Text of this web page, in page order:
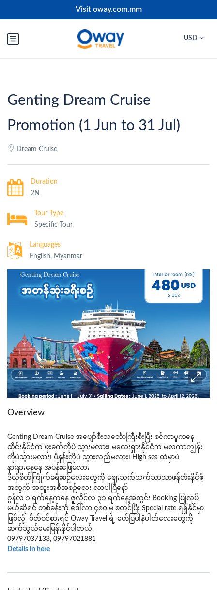
Visit oway.com.mm
USD
Genting Dream Cruise
Promotion (1 Jun to 31 Jul)
Dream Cruise
Duration
2N
Tour Type
Specific Tour
Languages
English, Myanmar
Overview
Genting Dream Cruise အပျော်စီးသင်္ဘောကြီးစီးပြီး စင်ကာပူကနေ
ထိုင်းနိုင်ငံက ဖူးခက်ကိုပဲ သွားမလား၊ မလေးရှားနိုင်ငံက မလကာကျွန်း
ကိုပဲသွားမလား၊ ပီနန်းကိုပဲ သွားလည်မလား၊ High sea ထဲမှာပဲ
နားနားနေနေ အပန်းဖြေမလား
ဒီလိုစိတ်ကြိုက်ခရီးစဉ်လေးတွေကို ဈေးသက်သက်သာသာဖန်တီးနိုင်ဖို့
အတွက် အထူးအစီအစဉ်လေး လာပါပြီနော်
ဇွန်လ ၁ ရက်နေ့ကနေ ဇူလိုင်လ ၃၁ ရက်နေ့အတွင်း Booking ပြုလုပ်
မယ်ဆိုရင် တစ်ခန်းကို ဒေါ်လာ ၄၈၀ မှ စတင်ပြီး Special rate ရရှိနိုင်မှာ
ဖြစ်လို့ စိတ်ဝင်စားရင် Oway Travel ရဲ့ ဖော်ပြပါနံပါတ်လေးတွေကို
ဆက်သွယ်မေးမြန်းနိုင်ပါတယ်.
09797037133, 09797021881
Details in here